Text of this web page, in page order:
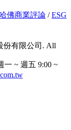
哈佛商業評論 /ESG
份有限公司. All
~ 週五 9:00 ~